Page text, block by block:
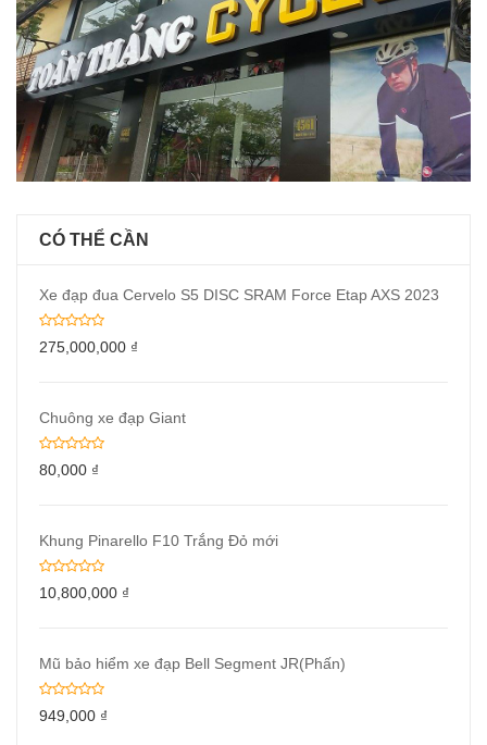
CÓ THỂ CẦN
Xe đạp đua Cervelo S5 DISC SRAM Force Etap AXS 2023
275,000,000 ₫
Chuông xe đạp Giant
80,000 ₫
Khung Pinarello F10 Trắng Đỏ mới
10,800,000 ₫
Mũ bảo hiểm xe đạp Bell Segment JR(Phấn)
949,000 ₫